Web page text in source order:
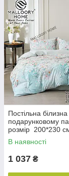
Постільна білизна
подарунковому
розмір 200*230
міксом
В наявності
1 037 ₴